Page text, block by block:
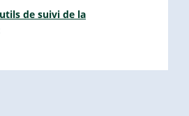
de suivi de la